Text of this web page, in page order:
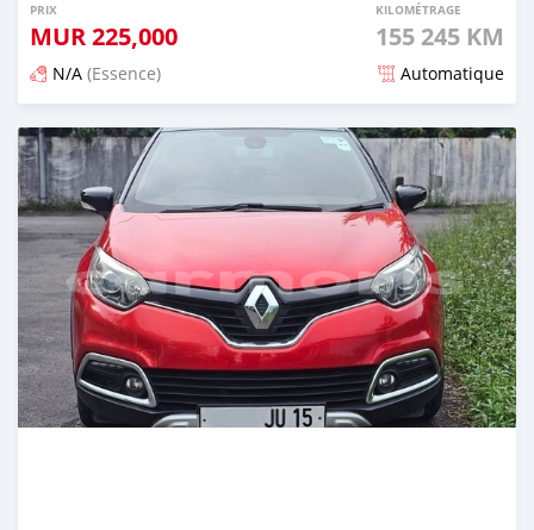
PRIX
MUR225,000
KILOMÉTRAGE
155 245 KM
N/A (Essence) Automatique
Publié il y a 5 mois